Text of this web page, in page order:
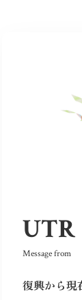
UTR
Message from